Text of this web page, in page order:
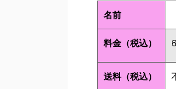
名前
料金（税込）
送料（税込）